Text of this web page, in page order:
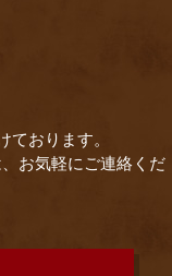
ております。
お気軽にご連絡くだ